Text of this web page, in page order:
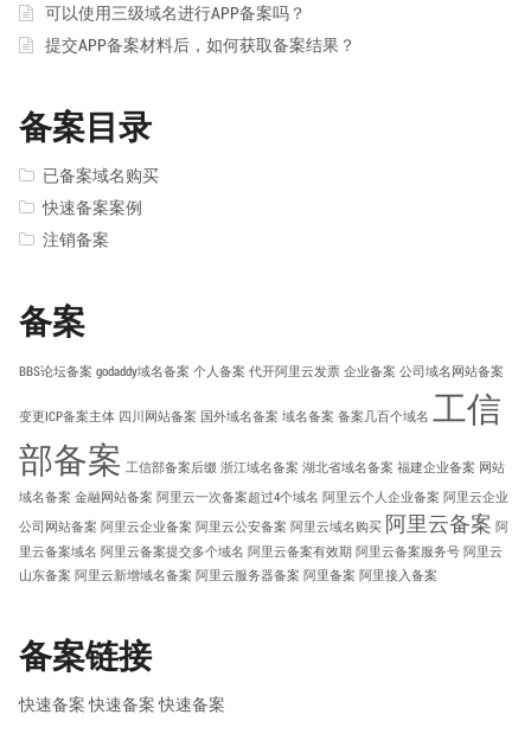
可以使用三级域名进行APP备案吗？
提交APP备案材料后，如何获取备案结果？
备案目录
已备案域名购买
快速备案案例
注销备案
备案
BBS论坛备案 godaddy域名备案 个人备案 代开阿里云发票 企业备案 公司域名网站备案
变更ICP备案主体 四川网站备案 国外域名备案 域名备案 备案几百个域名 工信
部备案 工信部备案后缀 浙江域名备案 湖北省域名备案 福建企业备案 网站
域名备案 金融网站备案 阿里云一次备案超过4个域名 阿里云个人企业备案 阿里云企业
公司网站备案 阿里云企业备案 阿里云公安备案 阿里云域名购买 阿里云备案 阿
里云备案域名 阿里云备案提交多个域名 阿里云备案有效期 阿里云备案服务号 阿里云
山东备案 阿里云新增域名备案 阿里云服务器备案 阿里备案 阿里接入备案
备案链接
快速备案 快速备案 快速备案